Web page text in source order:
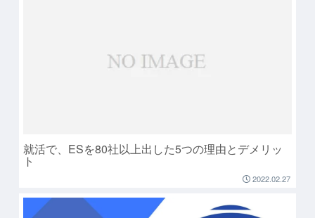
就活で、ESを80社以上出した5つの理由とデメリッ
ト
2022.02.27